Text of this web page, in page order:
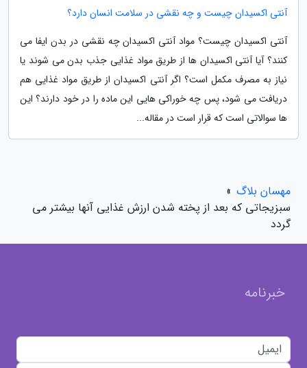
آنتی اکسیدان چیست و چه نقشی در سلامت انسان دارد؟
آنتی اکسیدان چیست؟ مواد آنتی اکسیدان چه نقشی در بدن ایفا می
کنند؟ آیا آنتی اکسیدان ها از طریق مواد غذایی جذب بدن می شوند یا
نیاز به مصرف مکمل است؟ اگر آنتی اکسیدان از طریق مواد غذایی هم
دریافت می شود، پس چه خوراکی هایی این ماده را در خود دارند؟ این
ها سوالاتی است که قرار است در مقاله...
مهسان بلاگ »
سبزیجاتی که بعد از پخته شدن ارزش غذایی آنها بیشتر می
گردد
خبرنامه